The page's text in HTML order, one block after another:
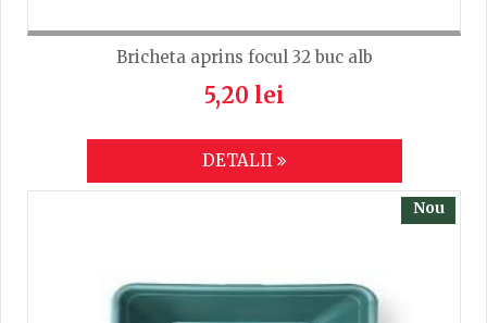
Bricheta aprins focul 32 buc alb
5,20 lei
DETALII
Nou